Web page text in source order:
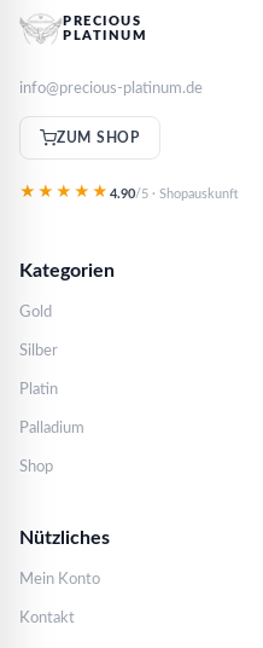
PRECIOUS
PLATINUM
info@precious-platinum.de
ZUM SHOP
★★★★★ 4.90/5 · Shopauskunft
Kategorien
Gold
Silber
Platin
Palladium
Shop
Nützliches
Mein Konto
Kontakt